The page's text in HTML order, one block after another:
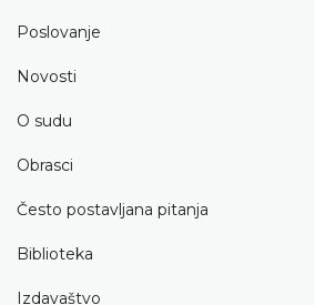
Poslovanje
Novosti
O sudu
Obrasci
Često postavljana pitanja
Biblioteka
Izdavaštvo